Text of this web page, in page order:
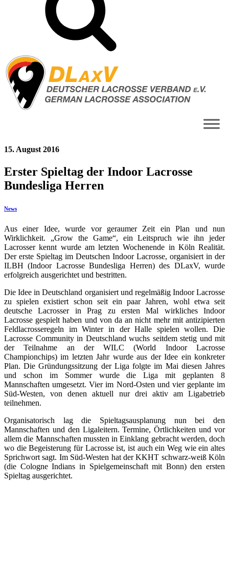
15. August 2016
Erster Spieltag der Indoor Lacrosse
Bundesliga Herren
News
Aus einer Idee, wurde vor geraumer Zeit ein Plan und nun
Wirklichkeit. „Grow the Game“, ein Leitspruch wie ihn jeder
Lacrosser kennt wurde am letzten Wochenende in Köln Realität.
Der erste Spieltag im Deutschen Indoor Lacrosse, organisiert in der
ILBH (Indoor Lacrosse Bundesliga Herren) des DLaxV, wurde
erfolgreich ausgerichtet und bestritten.
Die Idee in Deutschland organisiert und regelmäßig Indoor Lacrosse
zu spielen existiert schon seit ein paar Jahren, wohl etwa seit
deutsche Lacrosser in Prag zu ersten Mal wirkliches Indoor
Lacrosse gespielt haben und von da an nicht mehr mit antizipierten
Feldlacrosseregeln im Winter in der Halle spielen wollen. Die
Lacrosse Community in Deutschland wuchs seitdem stetig und mit
der Teilnahme an der WILC (World Indoor Lacrosse
Championchips) im letzten Jahr wurde aus der Idee ein konkreter
Plan. Die Gründungssitzung der Liga folgte im Mai diesen Jahres
und schon im Sommer wurde die Liga mit geplanten 8
Mannschaften umgesetzt. Vier im Nord-Osten und vier geplante im
Süd-Westen, von denen aktuell nur drei aktiv am Ligabetrieb
teilnehmen.
Organisatorisch lag die Spieltagsausplanung nun bei den
Mannschaften und den Ligaleitern. Termine, Örtlichkeiten und vor
allem die Mannschaften mussten in Einklang gebracht werden, doch
wo die Begeisterung für Lacrosse ist, ist auch ein Weg wie ein altes
Sprichwort sagt. Im Süd-Westen hat der KKHT schwarz-weiß Köln
(die Cologne Indians in Spielgemeinschaft mit Bonn) den ersten
Spieltag ausgerichtet.